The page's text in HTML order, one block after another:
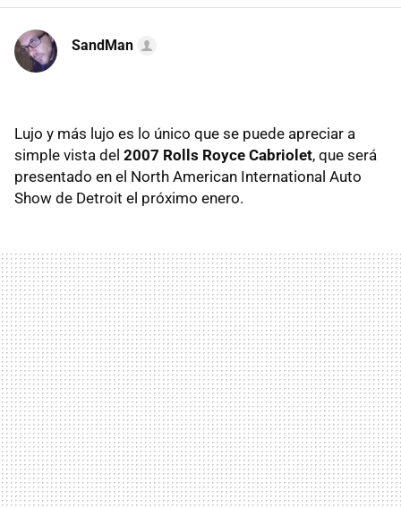
SandMan
Lujo y más lujo es lo único que se puede apreciar a
simple vista del 2007 Rolls Royce Cabriolet, que será
presentado en el North American International Auto
Show de Detroit el próximo enero.